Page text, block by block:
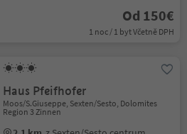
Od 150€
1 noc / 1 byt Včetně DPH
Haus Pfeifhofer
Moos/S.Giuseppe, Sexten/Sesto, Dolomites
Region 3 Zinnen